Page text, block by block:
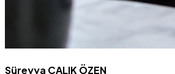
Süreyya ÇALIK ÖZEN